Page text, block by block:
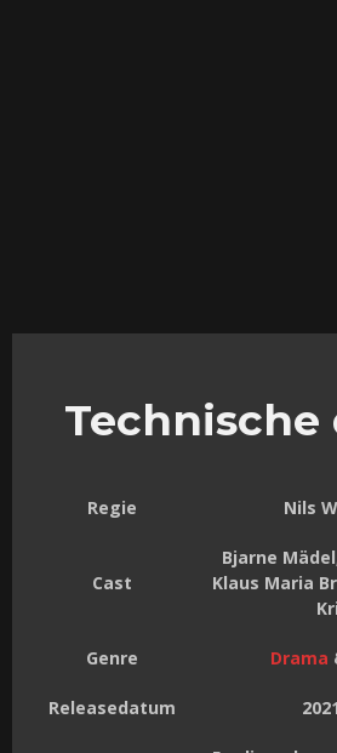
Technische
Regie Nils
Cast
Bjarne
Klaus Maria
Genre Drama
Releasedatum